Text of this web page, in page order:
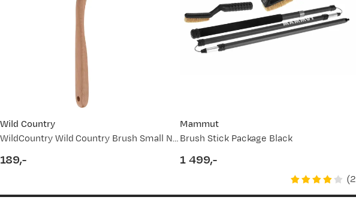
Wild Country
WildCountry Wild Country Brush Small No Color
189,-
Mammut
Brush Stick Package Black
1 499,-
(2